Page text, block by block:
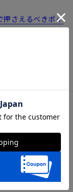
さえるべきポイ
イロン イージ